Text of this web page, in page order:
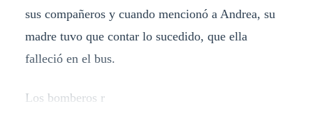
sus compañeros y cuando mencionó a Andrea, su
madre tuvo que contar lo sucedido, que ella
falleció en el bus.
Los bomberos r